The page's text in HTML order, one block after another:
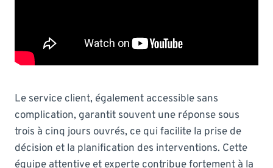
Le service client, également accessible sans
complication, garantit souvent une réponse sous
trois à cinq jours ouvrés, ce qui facilite la prise de
décision et la planification des interventions. Cette
équipe attentive et experte contribue fortement à la